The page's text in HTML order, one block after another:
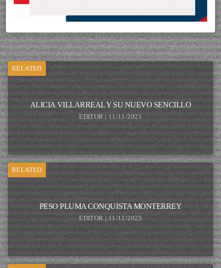
RELATED
ALICIA VILLARREAL Y SU NUEVO SENCILLO
EDITOR | 11/11/2023
RELATED
PESO PLUMA CONQUISTA MONTERREY
EDITOR | 11/11/2023